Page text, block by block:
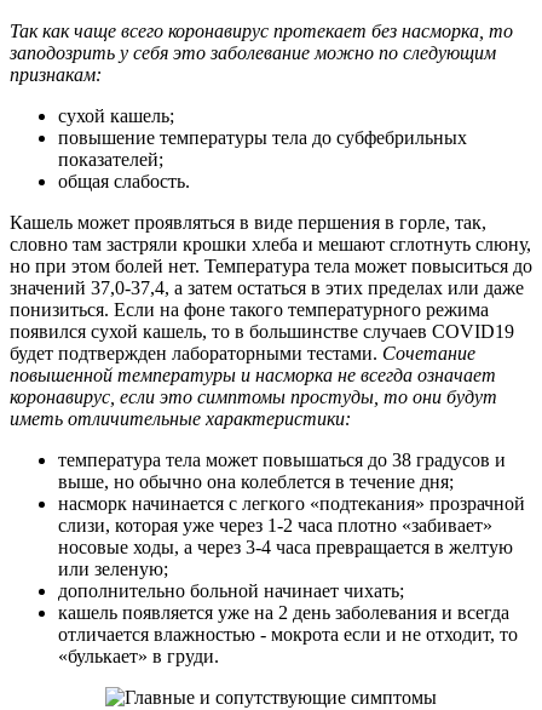
Так как чаще всего коронавирус протекает без насморка, то
заподозрить у себя это заболевание можно по следующим
признакам:
сухой кашель;
повышение температуры тела до субфебрильных
показателей;
общая слабость.
Кашель может проявляться в виде першения в горле, так,
словно там застряли крошки хлеба и мешают сглотнуть слюну,
но при этом болей нет. Температура тела может повыситься до
значений 37,0-37,4, а затем остаться в этих пределах или даже
понизиться. Если на фоне такого температурного режима
появился сухой кашель, то в большинстве случаев COVID19
будет подтвержден лабораторными тестами. Сочетание
повышенной температуры и насморка не всегда означает
коронавирус, если это симптомы простуды, то они будут
иметь отличительные характеристики:
температура тела может повышаться до 38 градусов и
выше, но обычно она колеблется в течение дня;
насморк начинается с легкого «подтекания» прозрачной
слизи, которая уже через 1-2 часа плотно «забивает»
носовые ходы, а через 3-4 часа превращается в желтую
или зеленую;
дополнительно больной начинает чихать;
кашель появляется уже на 2 день заболевания и всегда
отличается влажностью - мокрота если и не отходит, то
«булькает» в груди.